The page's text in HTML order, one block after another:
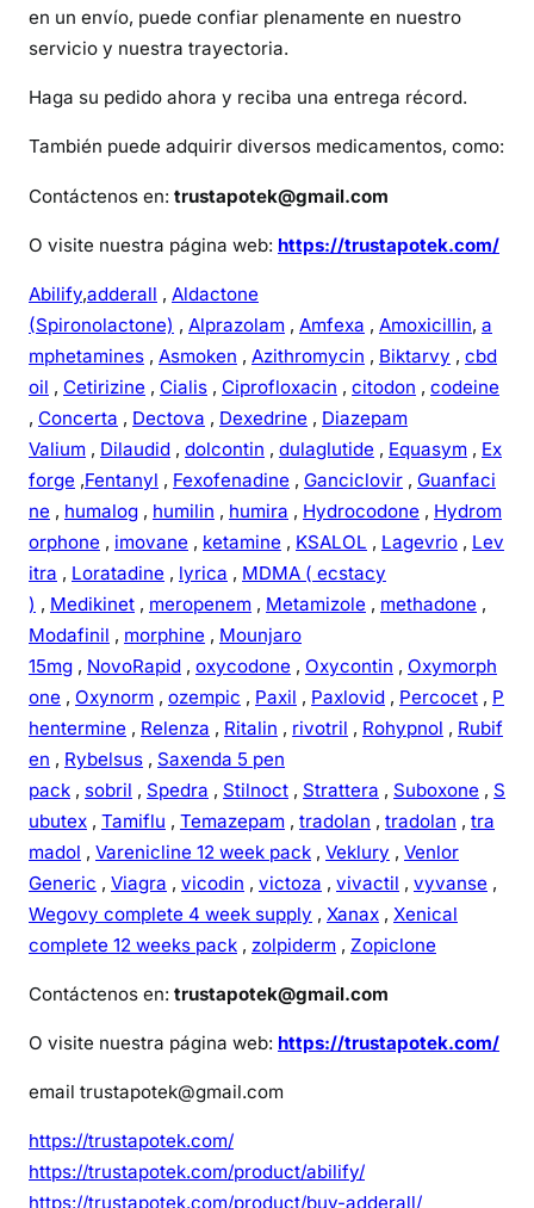
en un envío, puede confiar plenamente en nuestro
servicio y nuestra trayectoria.
Haga su pedido ahora y reciba una entrega récord.
También puede adquirir diversos medicamentos, como:
Contáctenos en: trustapotek@gmail.com
O visite nuestra página web: https://trustapotek.com/
Abilify,adderall , Aldactone
(Spironolactone) , Alprazolam , Amfexa , Amoxicillin, a
mphetamines , Asmoken , Azithromycin , Biktarvy , cbd
oil , Cetirizine , Cialis , Ciprofloxacin , citodon , codeine
, Concerta , Dectova , Dexedrine , Diazepam
Valium , Dilaudid , dolcontin , dulaglutide , Equasym , Ex
forge ,Fentanyl , Fexofenadine , Ganciclovir , Guanfaci
ne , humalog , humilin , humira , Hydrocodone , Hydrom
orphone , imovane , ketamine , KSALOL , Lagevrio , Lev
itra , Loratadine , lyrica , MDMA ( ecstacy
) , Medikinet , meropenem , Metamizole , methadone ,
Modafinil , morphine , Mounjaro
15mg , NovoRapid , oxycodone , Oxycontin , Oxymorph
one , Oxynorm , ozempic , Paxil , Paxlovid , Percocet , P
hentermine , Relenza , Ritalin , rivotril , Rohypnol , Rubif
en , Rybelsus , Saxenda 5 pen
pack , sobril , Spedra , Stilnoct , Strattera , Suboxone , S
ubutex , Tamiflu , Temazepam , tradolan , tradolan , tra
madol , Varenicline 12 week pack , Veklury , Venlor
Generic , Viagra , vicodin , victoza , vivactil , vyvanse ,
Wegovy complete 4 week supply , Xanax , Xenical
complete 12 weeks pack , zolpiderm , Zopiclone
Contáctenos en: trustapotek@gmail.com
O visite nuestra página web: https://trustapotek.com/
email trustapotek@gmail.com
https://trustapotek.com/
https://trustapotek.com/product/abilify/
https://trustapotek.com/product/buy-adderall/